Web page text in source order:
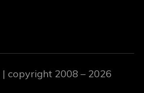
| copyright 2008 – 2026